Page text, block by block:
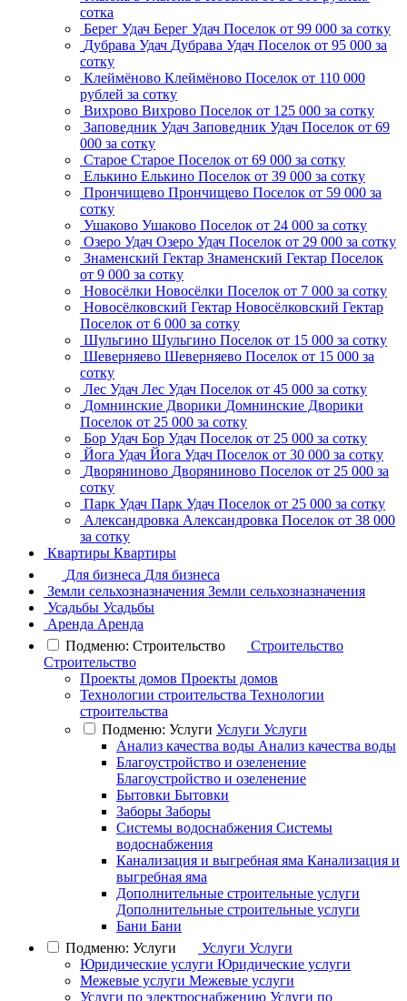
сотка
Берег Удач Берег Удач Поселок от 99 000 за сотку
Дубрава Удач Дубрава Удач Поселок от 95 000 за
сотку
Клеймёново Клеймёново Поселок от 110 000
рублей за сотку
Вихрово Вихрово Поселок от 125 000 за сотку
Заповедник Удач Заповедник Удач Поселок от 69
000 за сотку
Старое Старое Поселок от 69 000 за сотку
Елькино Елькино Поселок от 39 000 за сотку
Прончищево Прончищево Поселок от 59 000 за
сотку
Ушаково Ушаково Поселок от 24 000 за сотку
Озеро Удач Озеро Удач Поселок от 29 000 за сотку
Знаменский Гектар Знаменский Гектар Поселок
от 9 000 за сотку
Новосёлки Новосёлки Поселок от 7 000 за сотку
Новосёлковский Гектар Новосёлковский Гектар
Поселок от 6 000 за сотку
Шульгино Шульгино Поселок от 15 000 за сотку
Шеверняево Шеверняево Поселок от 15 000 за
сотку
Лес Удач Лес Удач Поселок от 45 000 за сотку
Домнинские Дворики Домнинские Дворики
Поселок от 25 000 за сотку
Бор Удач Бор Удач Поселок от 25 000 за сотку
Йога Удач Йога Удач Поселок от 30 000 за сотку
Дворяниново Дворяниново Поселок от 25 000 за
сотку
Парк Удач Парк Удач Поселок от 25 000 за сотку
Александровка Александровка Поселок от 38 000
за сотку
Квартиры Квартиры
Для бизнеса Для бизнеса
Земли сельхозназначения Земли сельхозназначения
Усадьбы Усадьбы
Аренда Аренда
Подменю: Строительство
Строительство
Строительство
Проекты домов Проекты домов
Технологии строительства Технологии
строительства
Подменю: Услуги Услуги Услуги
Анализ качества воды Анализ качества воды
Благоустройство и озеленение
Благоустройство и озеленение
Бытовки Бытовки
Заборы Заборы
Системы водоснабжения Системы
водоснабжения
Канализация и выгребная яма Канализация и
выгребная яма
Дополнительные строительные услуги
Дополнительные строительные услуги
Бани Бани
Подменю: Услуги
Услуги Услуги
Юридические услуги Юридические услуги
Межевые услуги Межевые услуги
Услуги по электроснабжению Услуги по